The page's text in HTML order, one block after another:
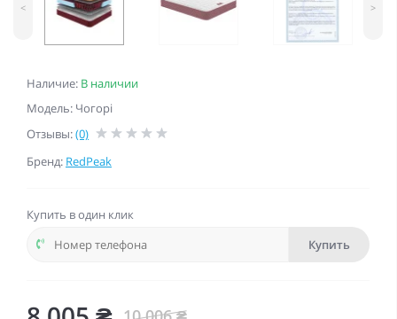
Наличие: В наличии
Модель: Чогорі
Отзывы:(0)
Бренд: RedPeak
< >
Купить в один клик
Купить